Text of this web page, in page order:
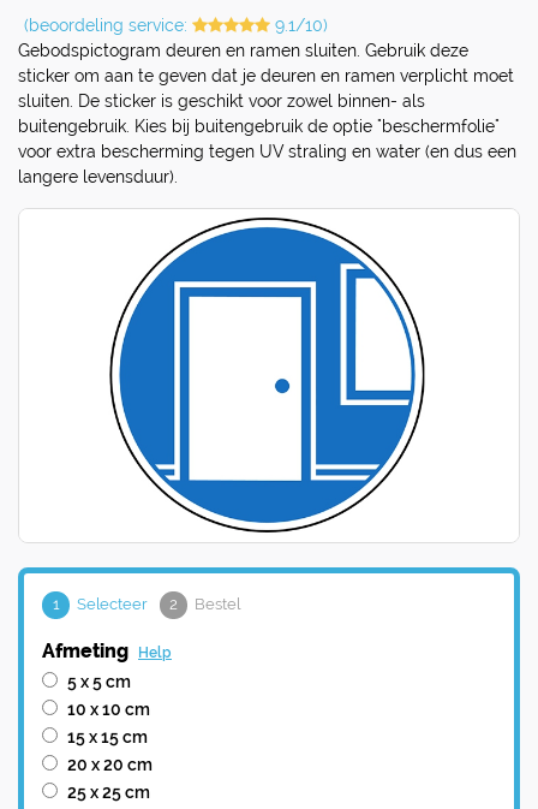
(beoordeling service:
9.1/10)
Gebodspictogram deuren en ramen sluiten. Gebruik deze
sticker om aan te geven dat je deuren en ramen verplicht moet
sluiten. De sticker is geschikt voor zowel binnen- als
buitengebruik. Kies bij buitengebruik de optie "beschermfolie"
voor extra bescherming tegen UV straling en water (en dus een
langere levensduur).
1 Selecteer 2 Bestel
Afmeting Help
5 x 5 cm
10 x 10 cm
15 x 15 cm
20 x 20 cm
25 x 25 cm